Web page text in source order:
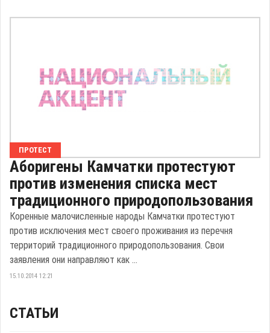
ПРОТЕСТ
Аборигены Камчатки протестуют
против изменения списка мест
традиционного природопользования
Коренные малочисленные народы Камчатки протестуют
против исключения мест своего проживания из перечня
территорий традиционного природопользования. Свои
заявления они направляют как ...
15.10.2014 12:21
СТАТЬИ